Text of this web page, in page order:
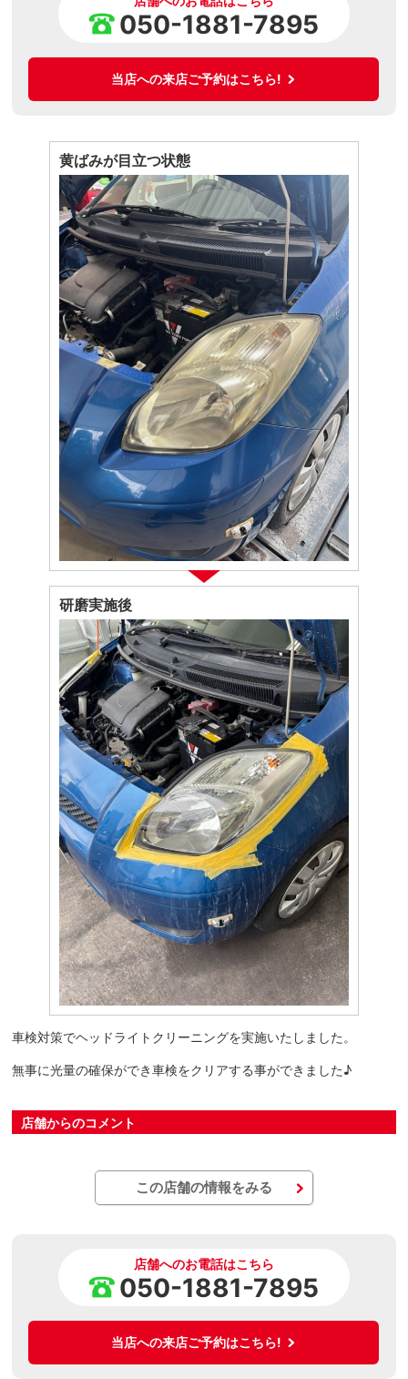
050-1881-7895
当店への来店ご予約はこちら!
黄ばみが目立つ状態
研磨実施後
車検対策でヘッドライトクリーニングを実施いたしました。
無事に光量の確保ができ車検をクリアする事ができました♪
店舗からのコメント
この店舗の情報をみる
店舗へのお電話はこちら
050-1881-7895
当店への来店ご予約はこちら!